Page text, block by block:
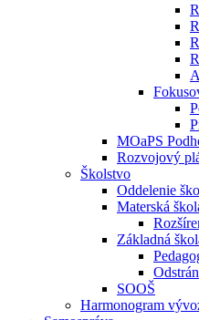
MOaPS
Rozvojový
Školstvo
Oddelenie
Materská
Základná
SOOŠ
Harmonogram